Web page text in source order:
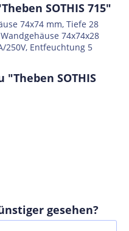
SOTHIS 715"
74x74 mm, Tiefe 28
74x74x28
250V, Entfeuchtung 5
SOTHIS
gesehen?